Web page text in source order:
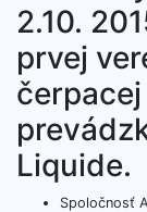
2.10.
prvej
Liquide.
Spoločnosť